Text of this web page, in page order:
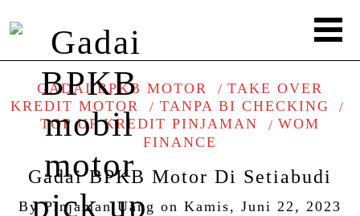
GADAI BPKB MOTOR
TAKE OVER
KREDIT MOTOR
TANPA BI CHECKING
TOP UP KREDIT PINJAMAN
WOM
FINANCE
Gadai BPKB Motor Di Setiabudi
ByPinjaman Uang on Kamis, Juni 22, 2023